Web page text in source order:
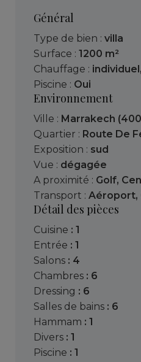
Général
Type de bien : villa
Surface : 1200 m²
Chauffage : individuel,
Piscine : Oui
Environnement
Ville : Marrakech
Quartier : Route De
Exposition : sud
Vue : dégagée
A proximité : Golf,
Transport : Aéroport,
Détail des pièces
cuisine : 1
entrée : 1
salons : 4
chambres : 6
dressing : 6
salles de bains : 6
hammam : 1
divers : 1
piscine : 1